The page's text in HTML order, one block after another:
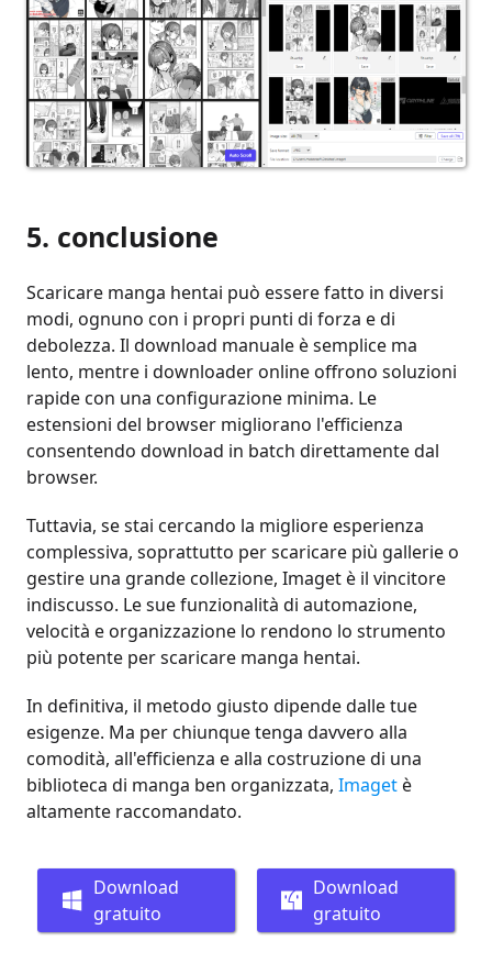
5. conclusione
Scaricare manga hentai può essere fatto in diversi
modi, ognuno con i propri punti di forza e di
debolezza. Il download manuale è semplice ma
lento, mentre i downloader online offrono soluzioni
rapide con una configurazione minima. Le
estensioni del browser migliorano l'efficienza
consentendo download in batch direttamente dal
browser.
Tuttavia, se stai cercando la migliore esperienza
complessiva, soprattutto per scaricare più gallerie o
gestire una grande collezione, Imaget è il vincitore
indiscusso. Le sue funzionalità di automazione,
velocità e organizzazione lo rendono lo strumento
più potente per scaricare manga hentai.
In definitiva, il metodo giusto dipende dalle tue
esigenze. Ma per chiunque tenga davvero alla
comodità, all'efficienza e alla costruzione di una
biblioteca di manga ben organizzata, Imaget è
altamente raccomandato.
Download
gratuito
Download
gratuito